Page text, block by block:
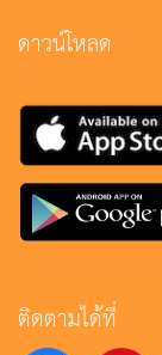
ดาวน์โหลด
ติดตามได้ที่